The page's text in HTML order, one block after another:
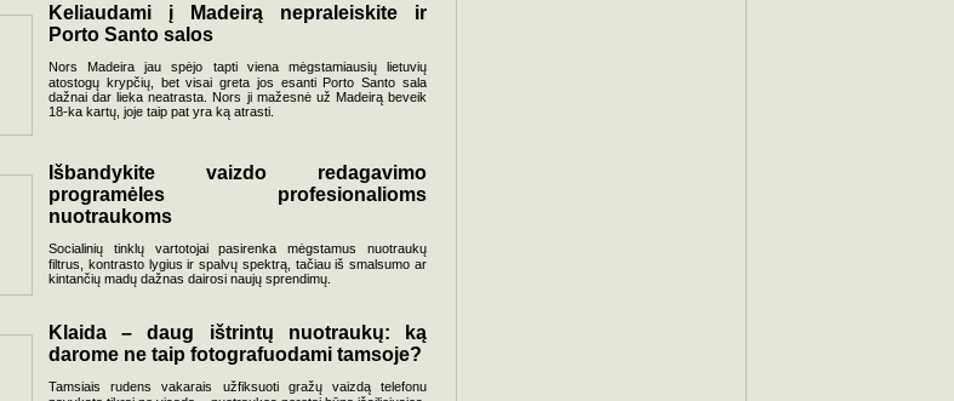
Keliaudami į Madeirą nepraleiskite ir
Porto Santo salos
Nors Madeira jau spėjo tapti viena mėgstamiausių lietuvių
atostogų krypčių, bet visai greta jos esanti Porto Santo sala
dažnai dar lieka neatrasta. Nors ji mažesnė už Madeirą beveik
18-ka kartų, joje taip pat yra ką atrasti.
Išbandykite vaizdo redagavimo
programėles profesionalioms
nuotraukoms
Socialinių tinklų vartotojai pasirenka mėgstamus nuotraukų
filtrus, kontrasto lygius ir spalvų spektrą, tačiau iš smalsumo ar
kintančių madų dažnas dairosi naujų sprendimų.
Klaida – daug ištrintų nuotraukų: ką
darome ne taip fotografuodami tamsoje?
Tamsiais rudens vakarais užfiksuoti gražų vaizdą telefonu